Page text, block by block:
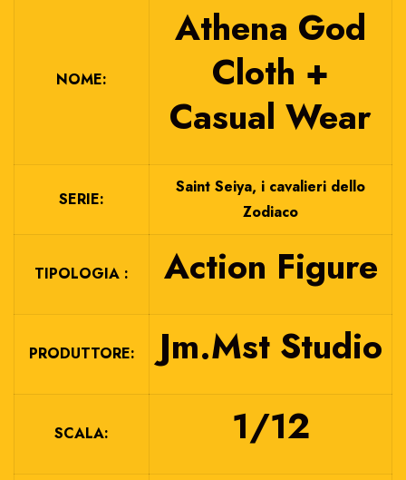
NOME:
Athena God
Cloth +
Casual Wear
SERIE:
Saint Seiya, i cavalieri dello
Zodiaco
TIPOLOGIA : Action Figure
PRODUTTORE: Jm.Mst Studio
SCALA: 1/12